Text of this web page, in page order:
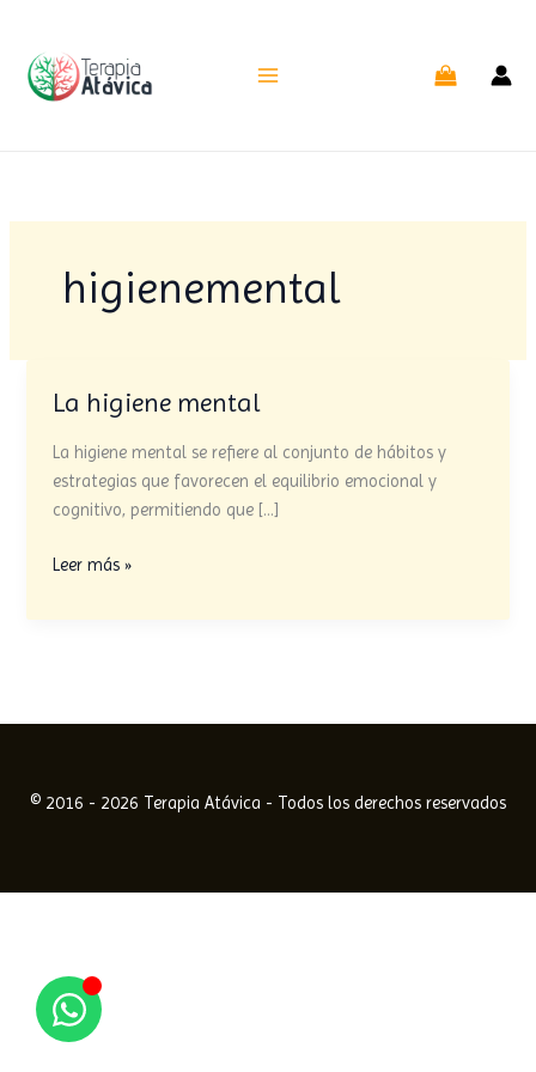
contenido
higienemental
La higiene mental
La higiene mental se refiere al conjunto de hábitos y
estrategias que favorecen el equilibrio emocional y
cognitivo, permitiendo que […]
La
mental
Leer más »
© 2016 - 2026 Terapia Atávica - Todos los derechos reservados